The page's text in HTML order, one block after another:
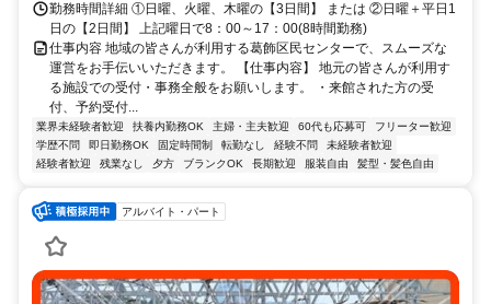
勤務時間詳細 ①日曜、火曜、木曜の【3日間】 または ②日曜＋平日1
日の【2日間】 上記曜日で8：00～17：00(8時間勤務)
仕事内容 地域の皆さんが利用する葛飾区民センターで、スムーズな
運営をお手伝いいただきます。 【仕事内容】 地元の皆さんが利用す
る施設での受付・事務全般をお願いします。 ・来館された方の受
付、予約受付...
業界未経験者歓迎 扶養内勤務OK 主婦・主夫歓迎 60代も応募可
フリーター歓迎
学歴不問
即日勤務OK 固定時間制 転勤なし 経験不問
未経験者歓迎
経験者歓迎
残業なし 夕方 ブランクOK 長期歓迎 服装自由 髪型・髪色自由
アルバイト・パート